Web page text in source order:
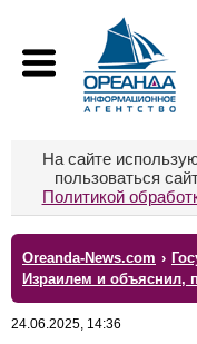
На сайте
пользоваться
Политикой
Oreanda-News.com ›
Израилем и объяснил,
24.06.2025, 14:36